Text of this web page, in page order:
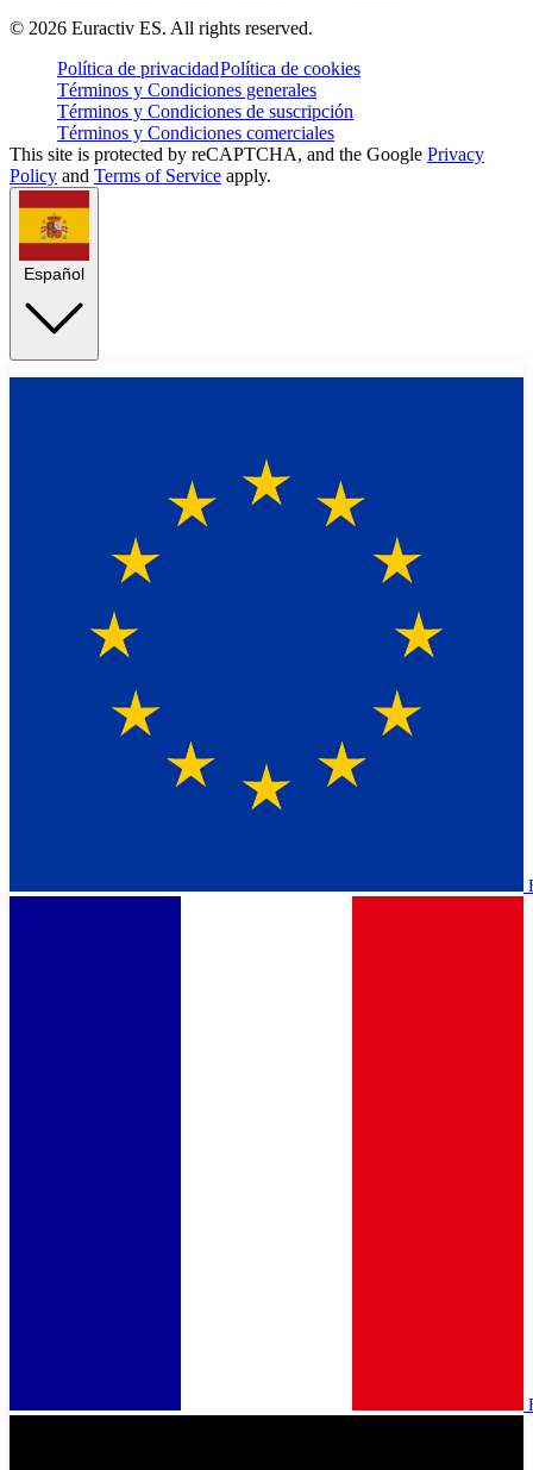
© 2026 Euractiv ES. All rights reserved.
Política de privacidadPolítica de cookies
Términos y Condiciones generales
Términos y Condiciones de suscripción
Términos y Condiciones comerciales
This site is protected by reCAPTCHA, and the Google Privacy
Policy and Terms of Service apply.
Español